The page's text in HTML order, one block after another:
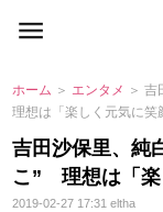
ホーム ＞ エンタメ ＞
理想は「楽しく元気に笑
吉田沙保里、純
こ” 理想は「楽
2019-02-27 17:31eltha